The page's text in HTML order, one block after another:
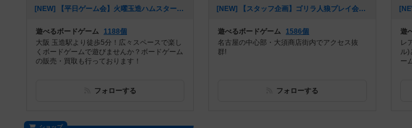
[NEW] 【平日ゲーム会】火曜玉造ハムスター会！（2021年12月12日 15時29分）
遊べるボードゲーム
1188個
大阪 玉造駅より徒歩5分！広々スペースで楽し
くボードゲームで遊びませんか？ボードゲーム
の販売・買取も行っております！
フォローする
[NEW] 【スタッフ企画】ゴリラ人狼プレイ会（2020年11月27日 14時27分）
遊べるボードゲーム
1586個
名古屋の中心部・大須商店街内でアクセス抜
群!
フォローする
遊
レ
ル)
ー